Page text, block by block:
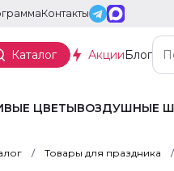
Контакты
Каталог АкцииБлог
ЦВЕТЫВОЗДУШНЫЕ
Товары для праздника